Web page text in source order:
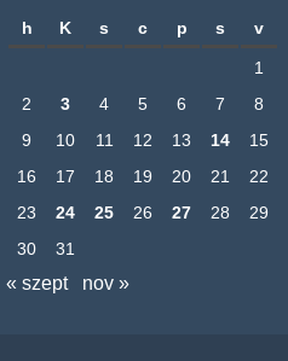
h K s c p s v
1
2
3 4 5 6 7
8
9
10 11 12 13 14
15
16
17 18 19 20 21
22
23
24 25 26 27 28
29
30
31
« szept nov »